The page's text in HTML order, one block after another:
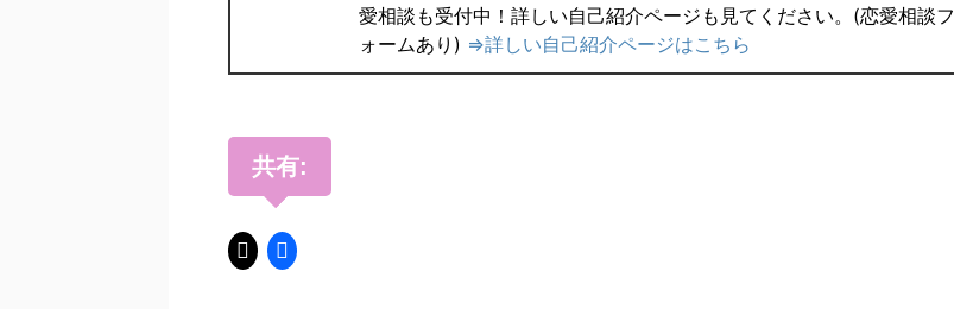
愛相談も受付中！詳しい自己紹介ページも見てください。(恋愛相談フ
ォームあり) ⇒詳しい自己紹介ページはこちら
共有: